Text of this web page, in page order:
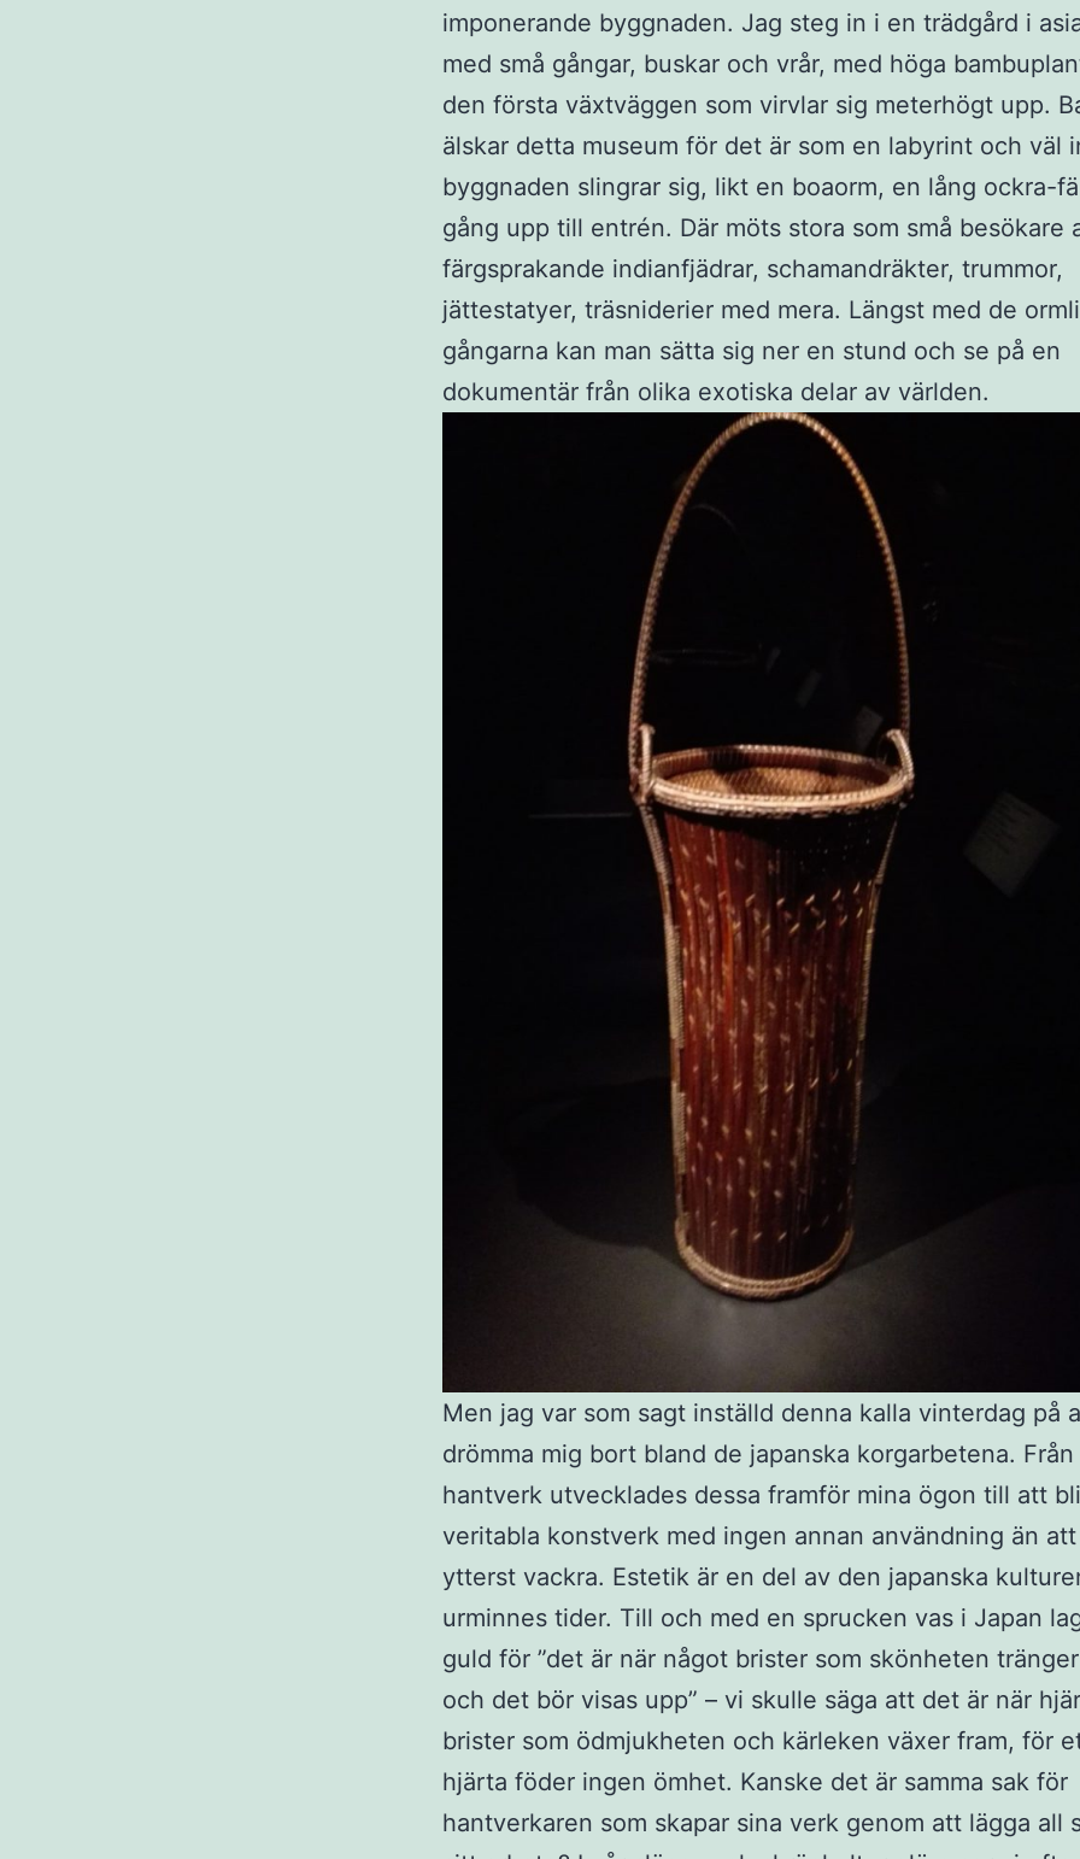
imponerande byggnaden. Jag steg in i en trädgård i
med små gångar, buskar och vrår, med höga
den första växtväggen som virvlar sig meterhögt upp.
älskar detta museum för det är som en labyrint och väl
byggnaden slingrar sig, likt en boaorm, en lång ockra-
gång upp till entrén. Där möts stora som små besökare
färgsprakande indianfjädrar, schamandräkter, trummor,
jättestatyer, träsniderier med mera. Längst med de
gångarna kan man sätta sig ner en stund och se på en
dokumentär från olika exotiska delar av världen.
Men jag var som sagt inställd denna kalla vinterdag på
drömma mig bort bland de japanska korgarbetena. Från
hantverk utvecklades dessa framför mina ögon till att bli
veritabla konstverk med ingen annan användning än
ytterst vackra. Estetik är en del av den japanska
urminnes tider. Till och med en sprucken vas i Japan
guld för ”det är när något brister som skönheten
och det bör visas upp” – vi skulle säga att det är när
brister som ödmjukheten och kärleken växer fram, för
hjärta föder ingen ömhet. Kanske det är samma sak för
hantverkaren som skapar sina verk genom att lägga all